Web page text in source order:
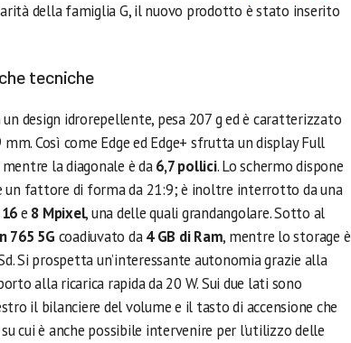
della famiglia G, il nuovo prodotto è stato inserito
tecniche
design idrorepellente, pesa 207 g ed è caratterizzato
Così come Edge ed Edge+ sfrutta un display Full
mentre la diagonale è da6,7 pollici. Lo schermo dispone
un fattore di forma da 21:9; è inoltre interrotto da una
16e 8 Mpixel, una delle quali grandangolare. Sotto al
765 5G coadiuvato da4 GB di Ram, mentre lo storage è
Si prospetta un’interessante autonomia grazie alla
alla ricarica rapida da 20 W. Sui due lati sono
il bilanciere del volume e il tasto di accensione che
cui è anche possibile intervenire per l’utilizzo delle